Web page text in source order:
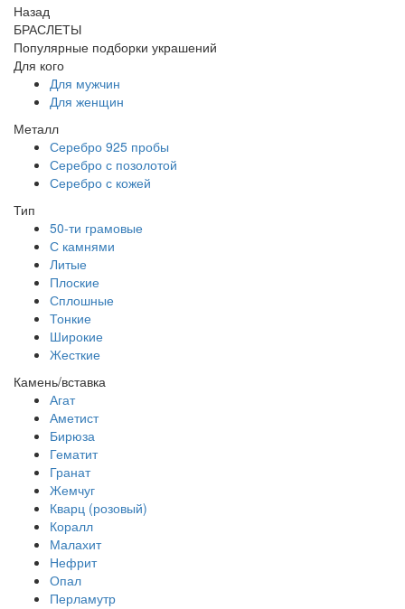
Назад
БРАСЛЕТЫ
Популярные подборки украшений
Для кого
Для мужчин
Для женщин
Металл
Серебро 925 пробы
Серебро с позолотой
Серебро с кожей
Тип
50-ти грамовые
С камнями
Литые
Плоские
Сплошные
Тонкие
Широкие
Жесткие
Камень/вставка
Агат
Аметист
Бирюза
Гематит
Гранат
Жемчуг
Кварц (розовый)
Коралл
Малахит
Нефрит
Опал
Перламутр